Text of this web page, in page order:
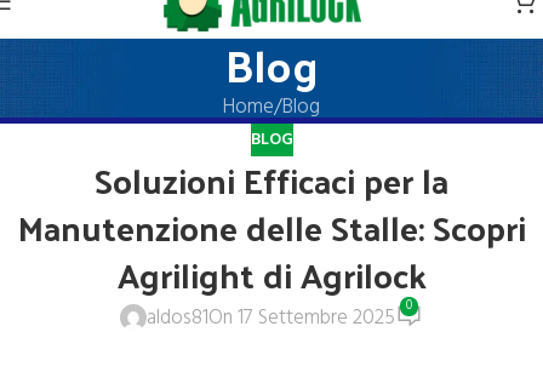
Blog
Home Blog
BLOG
Soluzioni Efficaci per la
Manutenzione delle Stalle: Scopri
Agrilight di Agrilock
aldos81On 17 Settembre 2025 0